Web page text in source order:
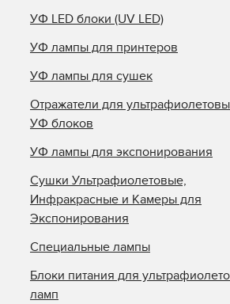
УФ LED блоки (UV LED)
УФ лампы для принтеров
УФ лампы для сушек
Отражатели для
УФ блоков
УФ лампы для экспонирования
Сушки Ультрафиолетовые,
Инфракрасные и Камеры для
Экспонирования
Специальные лампы
Блоки питания для
ламп